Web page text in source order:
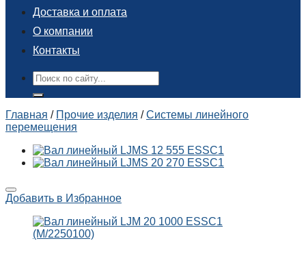
Доставка и оплата
О компании
Контакты
Поиск:
Главная / Прочие изделия / Системы линейного
перемещения
Добавить в Избранное